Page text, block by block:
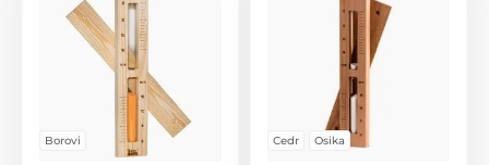
Borovi Cedr Osika